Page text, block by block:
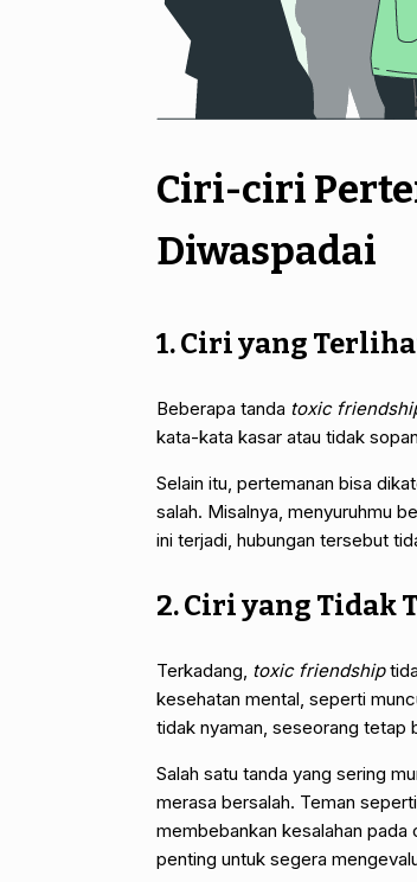
Ciri-ciri
Diwaspadai
1. Ciri yang
Beberapa tanda toxic
kata-kata kasar atau tidak
Selain itu, pertemanan bisa
salah. Misalnya, menyuruhmu
ini terjadi, hubungan tersebut
2. Ciri yang Tidak
Terkadang, toxic friendship
kesehatan mental, seperti
tidak nyaman, seseorang tetap
Salah satu tanda yang sering
merasa bersalah. Teman
membebankan kesalahan pada
penting untuk segera